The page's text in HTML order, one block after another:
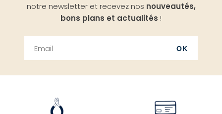
notre newsletter et recevez nos nouveautés,
bons plans et actualités !
OK